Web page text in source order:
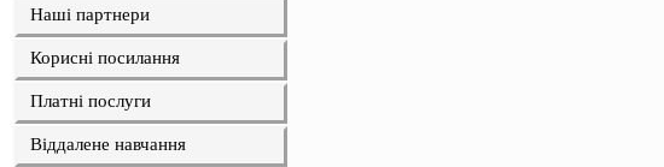
Наші партнери
Корисні посилання
Платні послуги
Віддалене навчання